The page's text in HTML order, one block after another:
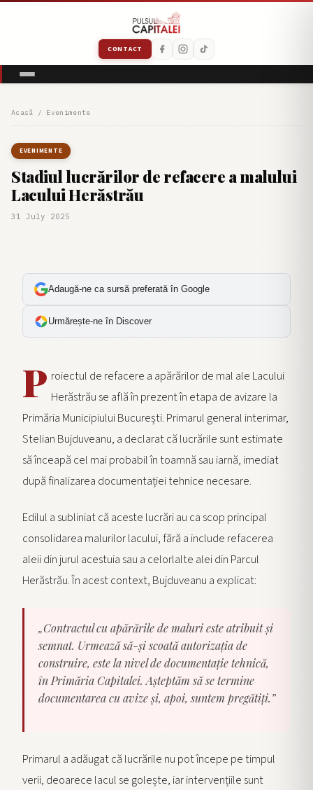
CONTACT
Acasă / Evenimente
EVENIMENTE
Stadiul lucrărilor de refacere a malului
Lacului Herăstrău
31 July 2025
Adaugă-ne ca sursă preferată în Google
Urmărește-ne în Discover
P roiectul de refacere a apărărilor de mal ale Lacului
Herăstrău se află în prezent în etapa de avizare la
Primăria Municipiului București. Primarul general interimar,
Stelian Bujduveanu, a declarat că lucrările sunt estimate
să înceapă cel mai probabil în toamnă sau iarnă, imediat
după finalizarea documentației tehnice necesare.
Edilul a subliniat că aceste lucrări au ca scop principal
consolidarea malurilor lacului, fără a include refacerea
aleii din jurul acestuia sau a celorlalte alei din Parcul
Herăstrău. În acest context, Bujduveanu a explicat:
„Contractul cu apărările de maluri este atribuit și
semnat. Urmează să-și scoată autorizația de
construire, este la nivel de documentație tehnică,
în Primăria Capitalei. Așteptăm să se termine
documentarea cu avize și, apoi, suntem pregătiți.”
Primarul a adăugat că lucrările nu pot începe pe timpul
verii, deoarece lacul se golește, iar intervențiile sunt